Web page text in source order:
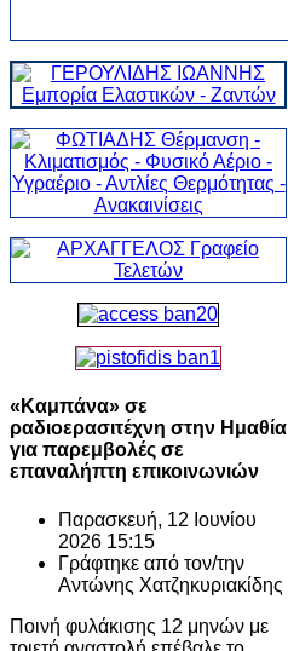
«Καμπάνα» σε
ραδιοερασιτέχνη στην Ημαθία
για παρεμβολές σε
επαναλήπτη επικοινωνιών
Παρασκευή, 12 Ιουνίου
2026 15:15
Γράφτηκε από τον/την
Αντώνης Χατζηκυριακίδης
Ποινή φυλάκισης 12 μηνών με